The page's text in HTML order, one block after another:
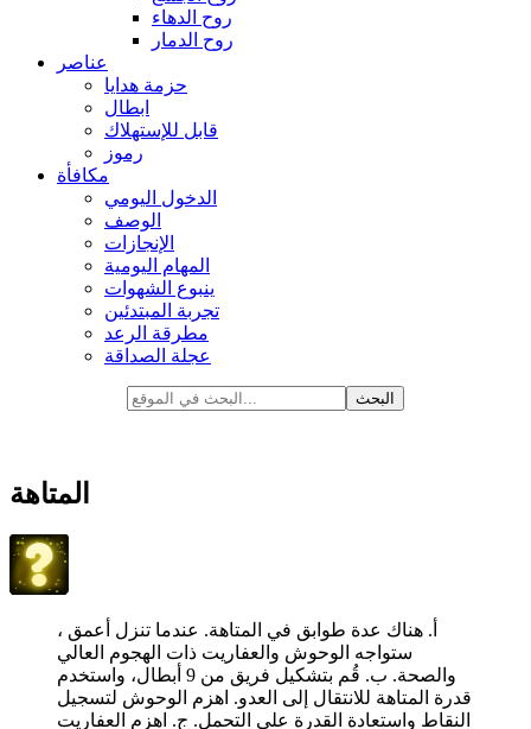
روح الدهاء
روح الدمار
عناصر
حزمة هدايا
ابطال
قابل للإستهلاك
رموز
مكافأة
الدخول اليومي
الوصف
الإنجازات
المهام اليومية
ينبوع الشهوات
تجربة المبتدئين
مطرقة الرعد
عجلة الصداقة
المتاهة
أ. هناك عدة طوابق في المتاهة. عندما تنزل أعمق ،
ستواجه الوحوش والعفاريت ذات الهجوم العالي
والصحة. ب. قُم بتشكيل فريق من 9 أبطال، واستخدم
قدرة المتاهة للانتقال إلى العدو. اهزم الوحوش لتسجيل
النقاط واستعادة القدرة على التحمل. ج. اهزم العفاريت